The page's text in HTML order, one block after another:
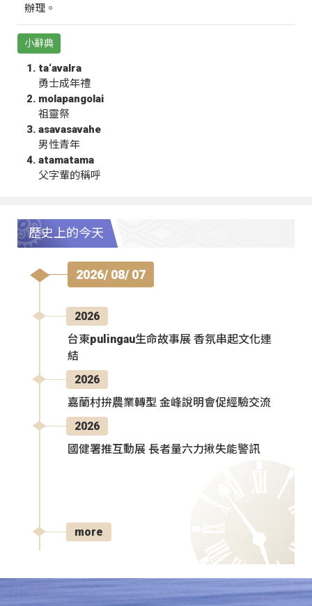
辦理。
小辭典
ta‘avalra
勇士成年禮
molapangolai
祖靈祭
asavasavahe
男性青年
atamatama
父字輩的稱呼
歷史上的今天
2026/ 08/ 07
2026
台東pulingau生命故事展 香氛串起文化連
結
2026
嘉蘭村拚農業轉型 金峰說明會促經驗交流
2026
國健署推互動展 長者量六力揪失能警訊
more